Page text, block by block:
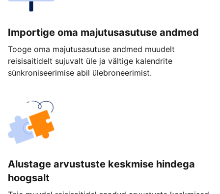
Importige oma majutusasutuse andmed
Tooge oma majutusasutuse andmed muudelt
reisisaitidelt sujuvalt üle ja vältige kalendrite
sünkroniseerimise abil ülebroneerimist.
Alustage arvustuste keskmise hindega
hoogsalt